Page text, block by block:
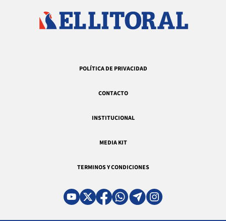
POLÍTICA DE PRIVACIDAD
CONTACTO
INSTITUCIONAL
MEDIA KIT
TERMINOS Y CONDICIONES